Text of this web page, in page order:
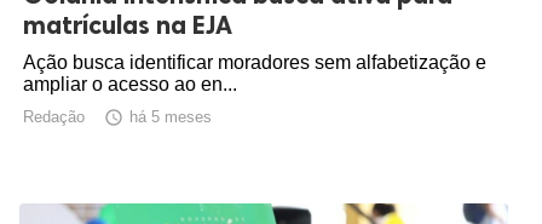
matrículas na EJA
Ação busca identificar moradores sem alfabetização e
ampliar o acesso ao en...
Redação  há 5 meses